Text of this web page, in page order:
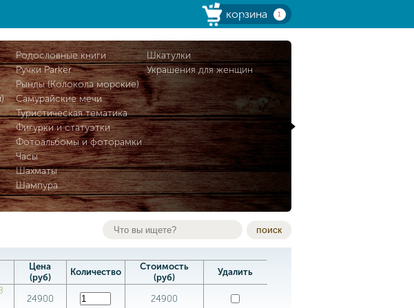
корзина 1
Родословные книги
Ручки Parker
Рынды (Колокола морские)
Самурайские мечи
Туристическая тематика
Фигурки и статуэтки
Фотоальбомы и фоторамки
Часы
Шахматы
Шампура
Шкатулки
Украшения для женщин
поиск
Цена
(руб)
Количество
Стоимость
(руб)
Удалить
24900 24900